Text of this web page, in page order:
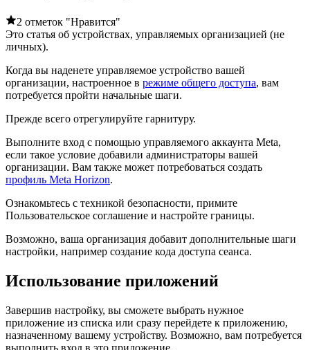
2 отметок "Нравится"
Это статья об устройствах, управляемых организацией (не
личных).
Когда вы наденете управляемое устройство вашей
организации, настроенное в режиме общего доступа, вам
потребуется пройти начальные шаги.
Прежде всего отрегулируйте гарнитуру.
Выполните вход с помощью управляемого аккаунта Meta,
если такое условие добавили администраторы вашей
организации. Вам также может потребоваться создать
профиль Meta Horizon.
Ознакомьтесь с техникой безопасности, примите
Пользовательское соглашение и настройте границы.
Возможно, ваша организация добавит дополнительные шаги
настройки, например создание кода доступа сеанса.
Использование приложений
Завершив настройку, вы сможете выбрать нужное
приложение из списка или сразу перейдете к приложению,
назначенному вашему устройству. Возможно, вам потребуется
выполнить вход в это приложение.